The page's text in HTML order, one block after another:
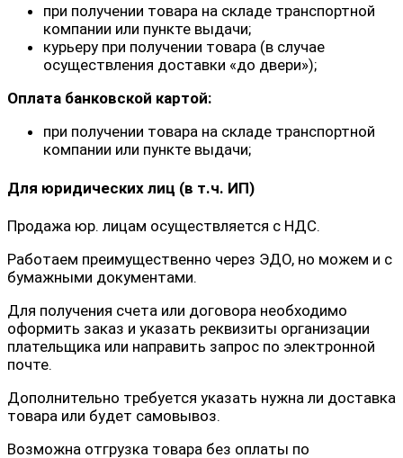
при получении товара на складе транспортной
компании или пункте выдачи;
курьеру при получении товара (в случае
осуществления доставки «до двери»);
Оплата банковской картой:
при получении товара на складе транспортной
компании или пункте выдачи;
Для юридических лиц (в т.ч. ИП)
Продажа юр. лицам осуществляется с НДС.
Работаем преимущественно через ЭДО, но можем и с
бумажными документами.
Для получения счета или договора необходимо
оформить заказ и указать реквизиты организации
плательщика или направить запрос по электронной
почте.
Дополнительно требуется указать нужна ли доставка
товара или будет самовывоз.
Возможна отгрузка товара без оплаты по